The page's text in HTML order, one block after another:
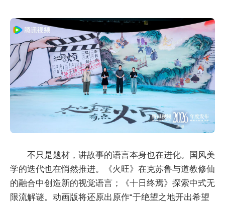
不只是题材，讲故事的语言本身也在进化。国风美
学的迭代也在悄然推进。《火旺》在克苏鲁与道教修仙
的融合中创造新的视觉语言；《十日终焉》探索中式无
限流解谜。动画版将还原出原作“于绝望之地开出希望